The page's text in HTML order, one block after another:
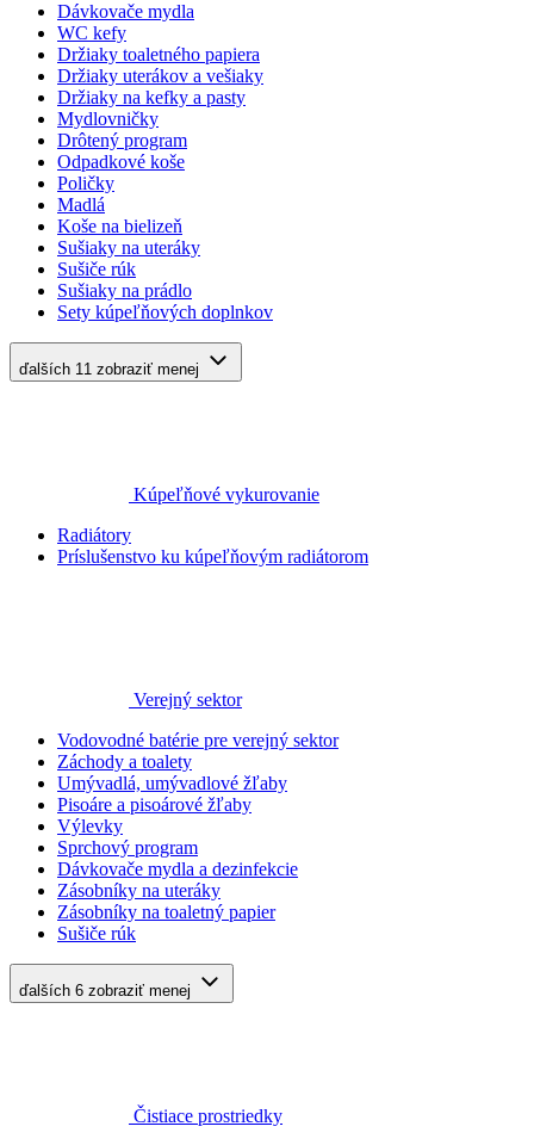
Dávkovače mydla
WC kefy
Držiaky toaletného papiera
Držiaky uterákov a vešiaky
Držiaky na kefky a pasty
Mydlovničky
Drôtený program
Odpadkové koše
Poličky
Madlá
Koše na bielizeň
Sušiaky na uteráky
Sušiče rúk
Sušiaky na prádlo
Sety kúpeľňových doplnkov
ďalších 11 zobraziť menej
Kúpeľňové vykurovanie
Radiátory
Príslušenstvo ku kúpeľňovým radiátorom
Verejný sektor
Vodovodné batérie pre verejný sektor
Záchody a toalety
Umývadlá, umývadlové žľaby
Pisoáre a pisoárové žľaby
Výlevky
Sprchový program
Dávkovače mydla a dezinfekcie
Zásobníky na uteráky
Zásobníky na toaletný papier
Sušiče rúk
ďalších 6 zobraziť menej
Čistiace prostriedky